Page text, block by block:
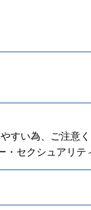
すい為、ご注意
セクシュアリテ